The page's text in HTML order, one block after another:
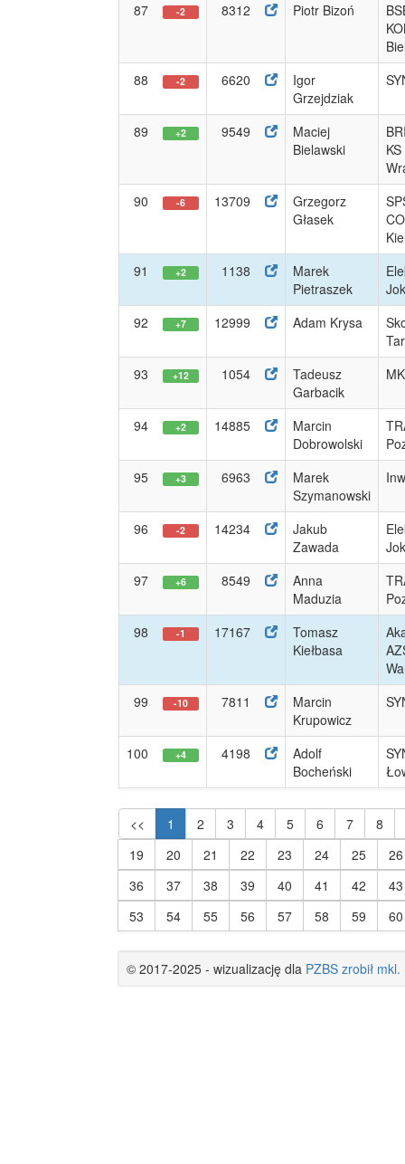
87
-2 8312 Piotr Bizoń
88
-2 6620
Igor
Grzejdziak
89 +2 9549
Maciej
Bielawski
90
-6 13709
Grzegorz
Głasek
91
+2 1138
Marek
Pietraszek
92
+7 12999 Adam Krysa
93
+12 1054
Tadeusz
Garbacik
94 +2 14885
Marcin
Dobrowolski
95
+3 6963
Marek
Szymanowski
96 -2 14234
Jakub
Zawada
97
+6 8549
Anna
Maduzia
98
-1 17167
Tomasz
Kiełbasa
99
-10 7811
Marcin
Krupowicz
100 +4 4198
Adolf
Bocheński
<< 1 2 3 4 5 6 7
8
19
20 21 22 23 24 25
26
36
37 38 39 40 41 42
43
53
54 55 56 57 58 59 60
© 2017-2025 - wizualizację dla PZBS zrobił mkl.